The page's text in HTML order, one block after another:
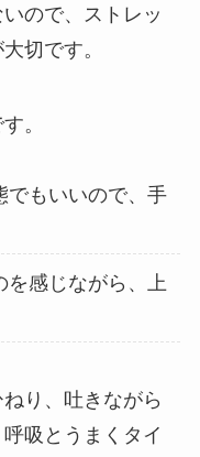
ので、ストレッ
切です。
。
でもいいので、手
を感じながら、上
り、吐きながら
吸とうまくタイ